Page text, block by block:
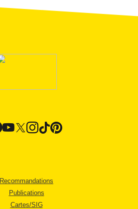
Recommandations
Publications
Cartes/SIG